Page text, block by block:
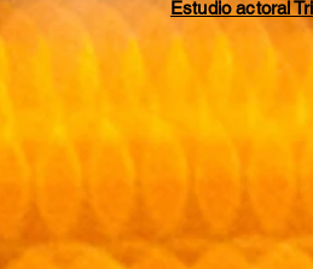
Estudio actoral